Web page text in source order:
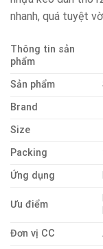
nhanh, quá tuyệt
Thông tin sản
phẩm
Sản phẩm
Brand
Size
Packing
Ứng dụng
Ưu điểm
Đơn vị CC